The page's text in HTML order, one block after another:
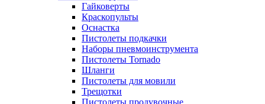
Гайковерты
Краскопульты
Оснастка
Пистолеты подкачки
Наборы пневмоинструмента
Пистолеты Tornado
Шланги
Пистолеты для мовили
Трещотки
Пистолеты продувочные